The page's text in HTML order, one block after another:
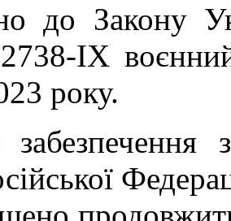
до Закону
ІХ
року.